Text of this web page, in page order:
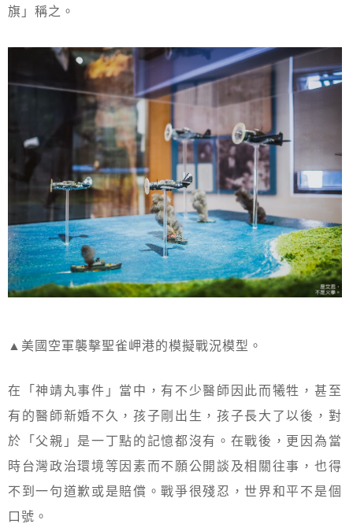
旗」稱之。
▲美國空軍襲擊聖雀岬港的模擬戰況模型。
在「神靖丸事件」當中，有不少醫師因此而犧牲，甚至
有的醫師新婚不久，孩子剛出生，孩子長大了以後，對
於「父親」是一丁點的記憶都沒有。在戰後，更因為當
時台灣政治環境等因素而不願公開談及相關往事，也得
不到一句道歉或是賠償。戰爭很殘忍，世界和平不是個
口號。